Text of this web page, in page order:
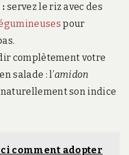
servez le riz avec des
pour
complètement votre
salade : l’amidon
son indice
comment adopter